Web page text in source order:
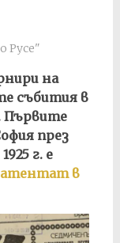
Русе"
на
събития в
Първите
през
г. е
атентат в